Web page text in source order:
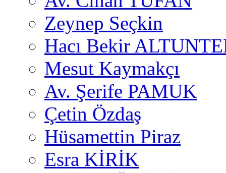
Zeynep Seçkin
Hacı Bekir
Mesut Kaymakçı
Av. Şerife PAMUK
Çetin Özdaş
Hüsamettin Piraz
Esra KİRİK